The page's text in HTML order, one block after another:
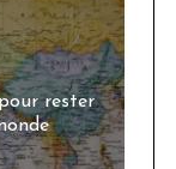
rester